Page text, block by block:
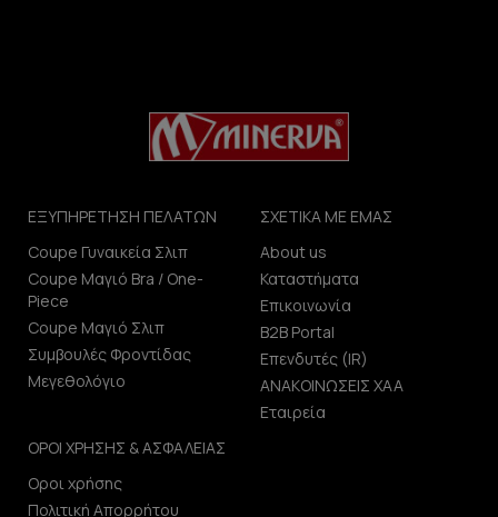
ΕΞΥΠΗΡΕΤΗΣΗ ΠΕΛΑΤΩΝ
Coupe Γυναικεία Σλιπ
Coupe Μαγιό Bra / One-
Piece
Coupe Μαγιό Σλιπ
Συμβουλές Φροντίδας
Μεγεθολόγιο
ΣΧΕΤΙΚΑ ΜΕ ΕΜΑΣ
About us
Καταστήματα
Επικοινωνία
B2B Portal
Επενδυτές (IR)
ΑΝΑΚΟΙΝΩΣΕΙΣ ΧΑΑ
Εταιρεία
ΟΡΟΙ ΧΡΗΣΗΣ & ΑΣΦΑΛΕΙΑΣ
Οροι χρήσης
Πολιτική Απορρήτου